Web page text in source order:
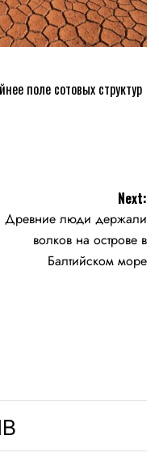
поле сотовых структур
Next:
Древние люди держали
волков на острове в
Балтийском море